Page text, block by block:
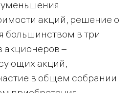
акций, решение о
большинством в три
акционеров –
акций,
в общем собрании